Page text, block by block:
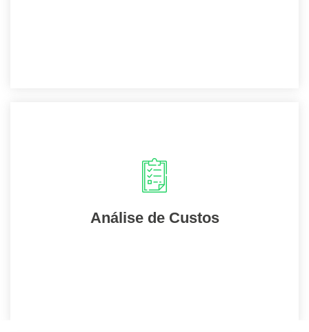
Análise de Custos
Faremos uma análise de todos os custos
fixos e variáveis e iremos analisar o que
pode ser reduzido.